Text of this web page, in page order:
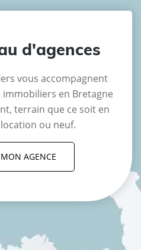
d'agences
vous accompagnent
en Bretagne
terrain que ce soit en
ou neuf.
AGENCE